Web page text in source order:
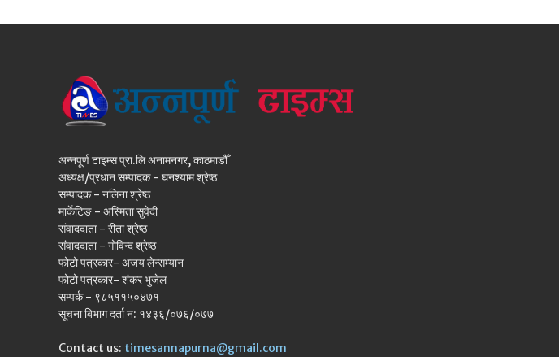
अन्नपूर्ण टाइम्स प्रा.लि अनामनगर, काठमाडौँ
अध्यक्ष/प्रधान सम्पादक - घनश्याम श्रेष्ठ
सम्पादक - नलिना श्रेष्ठ
मार्केटिङ - अस्मिता सुवेदी
संवाददाता - रीता श्रेष्ठ
संवाददाता - गोविन्द श्रेष्ठ
फोटो पत्रकार- अजय लेन्सम्यान
फोटो पत्रकार- शंकर भुजेल
सम्पर्क - ९८५११५०४७१
सूचना बिभाग दर्ता न: १४३६/०७६/०७७
Contact us: timesannapurna@gmail.com